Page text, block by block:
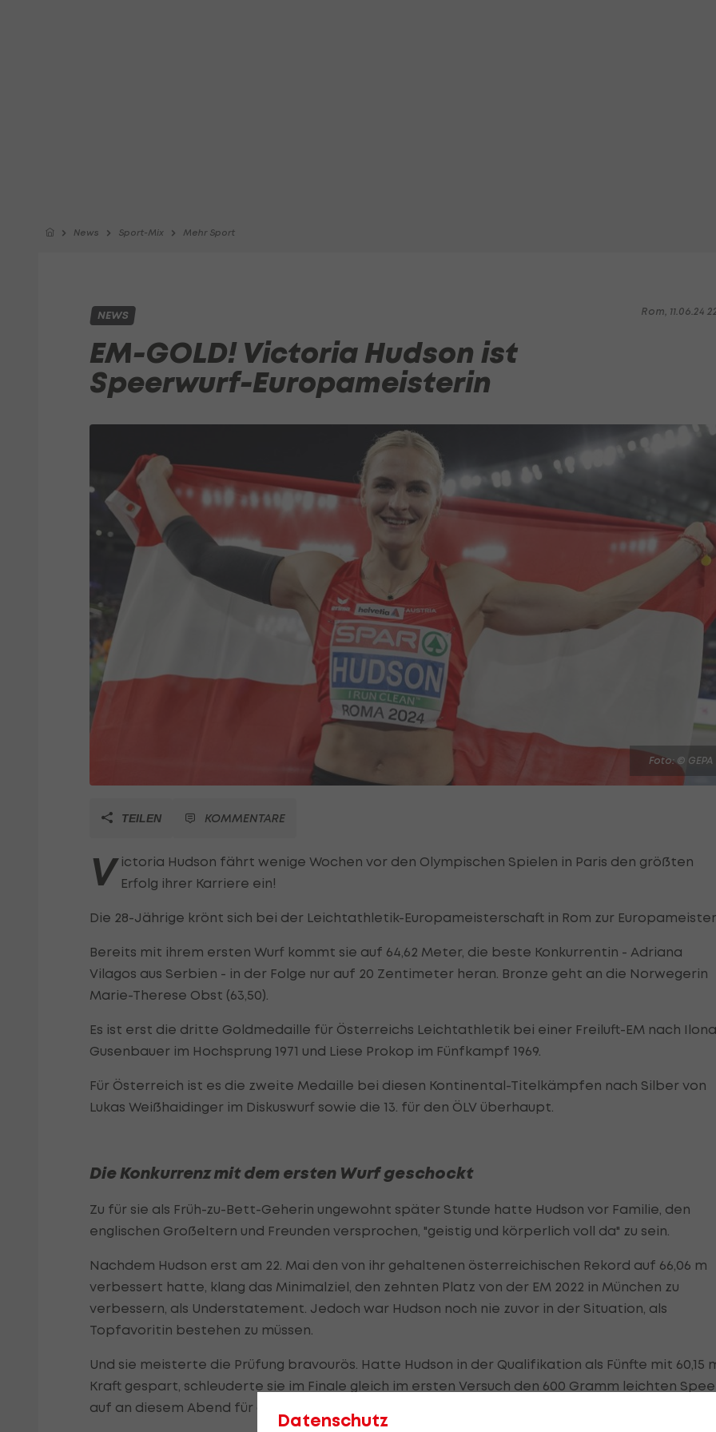
News Sport-Mix Mehr Sport
Rom, 11.06.24
NEWS
EM-GOLD! Victoria Hudson ist
Speerwurf-Europameisterin
Foto: © GEPA
TEILEN KOMMENTARE
V ictoria Hudson fährt wenige Wochen vor den Olympischen Spielen in Paris den größten
Erfolg ihrer Karriere ein!
Die 28-Jährige krönt sich bei der Leichtathletik-Europameisterschaft in Rom zur
Bereits mit ihrem ersten Wurf kommt sie auf 64,62 Meter, die beste Konkurrentin - Adriana
Vilagos aus Serbien - in der Folge nur auf 20 Zentimeter heran. Bronze geht an die Norwegerin
Marie-Therese Obst (63,50).
Es ist erst die dritte Goldmedaille für Österreichs Leichtathletik bei einer Freiluft-EM nach Ilona
Gusenbauer im Hochsprung 1971 und Liese Prokop im Fünfkampf 1969.
Für Österreich ist es die zweite Medaille bei diesen Kontinental-Titelkämpfen nach Silber von
Lukas Weißhaidinger im Diskuswurf sowie die 13. für den ÖLV überhaupt.
Die Konkurrenz mit dem ersten Wurf geschockt
Zu für sie als Früh-zu-Bett-Geherin ungewohnt später Stunde hatte Hudson vor Familie, den
englischen Großeltern und Freunden versprochen, "geistig und körperlich voll da" zu sein.
Nachdem Hudson erst am 22. Mai den von ihr gehaltenen österreichischen Rekord auf 66,06 m
verbessert hatte, klang das Minimalziel, den zehnten Platz von der EM 2022 in München zu
verbessern, als Understatement. Jedoch war Hudson noch nie zuvor in der Situation, als
Topfavoritin bestehen zu müssen.
Und sie meisterte die Prüfung bravourös. Hatte Hudson in der Qualifikation als Fünfte mit 60,15
Kraft gespart, schleuderte sie im Finale gleich im ersten Versuch den 600 Gramm leichten
auf an diesem Abend für die anderen unerreichbare 64,62 m.
Datenschutz